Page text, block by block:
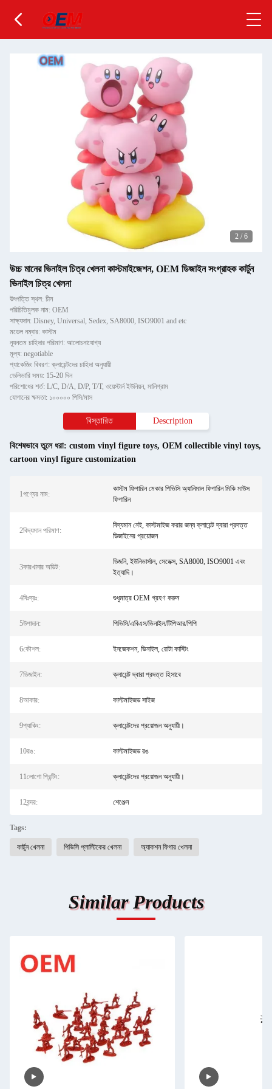
2 / 6
উচ্চ মানের ভিনাইল চিত্র খেলনা কাস্টমাইজেশন, OEM ডিজাইন সংগ্রাহক কার্টুন
ভিনাইল চিত্র খেলনা
উৎপত্তি স্থল: চীন
পরিচিতিমুলক নাম: OEM
সাক্ষ্যদান: Disney, Universal, Sedex, SA8000, ISO9001 and etc
মডেল নম্বার: কাস্টম
ন্যূনতম চাহিদার পরিমাণ: আলোচনাযোগ্য
মূল্য: negotiable
প্যাকেজিং বিবরণ: ক্লায়েন্টদের চাহিদা অনুযায়ী
ডেলিভারি সময়: 15-20 দিন
পরিশোধের শর্ত: L/C, D/A, D/P, T/T, ওয়েস্টার্ন ইউনিয়ন, মানিগ্রাম
যোগানের ক্ষমতা: ১০০০০০ পিসি/মাস
বিস্তারিত Description
বিশেষভাবে তুলে ধরা: custom vinyl figure toys, OEM collectible vinyl toys,
cartoon vinyl figure customization
1পণ্যের নাম:
কাস্টম ফিগারিন মেকার পিভিসি অ্যানিমাল ফিগারিন মিকি মাউস
ফিগারিন
2বিদ্যমান পরিমাণ:
বিদ্যমান নেই, কাস্টমাইজ করার জন্য ক্লায়েন্ট দ্বারা প্রদত্ত
ডিজাইনের প্রয়োজন
3কারখানার অডিট:
ডিজনি, ইউনিভার্সাল, সেডেক্স, SA8000, ISO9001 এবং
ইত্যাদি।
4বিঃদ্রঃ: শুধুমাত্র OEM গ্রহণ করুন
5উপাদান: পিভিসি/এবিএস/ভিনাইল/টিপিআর/পিপি
6কৌশল: ইনজেকশন, ভিনাইল, রোটা কাস্টিং
7ডিজাইন: ক্লায়েন্ট দ্বারা প্রদত্ত হিসাবে
8আকার: কাস্টমাইজড সাইজ
9প্যাকিং: ক্লায়েন্টদের প্রয়োজন অনুযায়ী।
10রঙ: কাস্টমাইজড রঙ
11লোগো প্রিন্টিং: ক্লায়েন্টদের প্রয়োজন অনুযায়ী।
12বন্দর: শেঞ্জেন
Tags:
কার্টুন খেলনা পিভিসি প্লাস্টিকের খেলনা অ্যাকশন ফিগার খেলনা
Similar Products